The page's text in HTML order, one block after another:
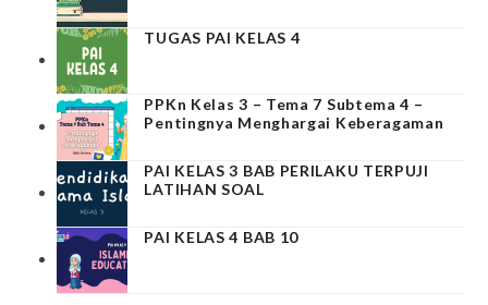
TUGAS PAI KELAS 4
PPKn Kelas 3 – Tema 7 Subtema 4 –
Pentingnya Menghargai Keberagaman
PAI KELAS 3 BAB PERILAKU TERPUJI
LATIHAN SOAL
PAI KELAS 4 BAB 10